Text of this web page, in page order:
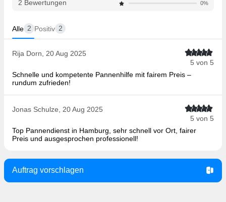
2 Bewertungen
0%
Alle 2 Positiv 2
Rija Dorn, 20 Aug 2025
5 von 5
Schnelle und kompetente Pannenhilfe mit fairem Preis –
rundum zufrieden!
Jonas Schulze, 20 Aug 2025
5 von 5
Top Pannendienst in Hamburg, sehr schnell vor Ort, fairer
Preis und ausgesprochen professionell!
Auftrag vorschlagen